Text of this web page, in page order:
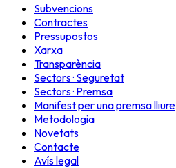
Subvencions
Contractes
Pressupostos
Xarxa
Transparència
Sectors · Seguretat
Sectors · Premsa
Manifest per una premsa lliure
Metodologia
Novetats
Contacte
Avís legal